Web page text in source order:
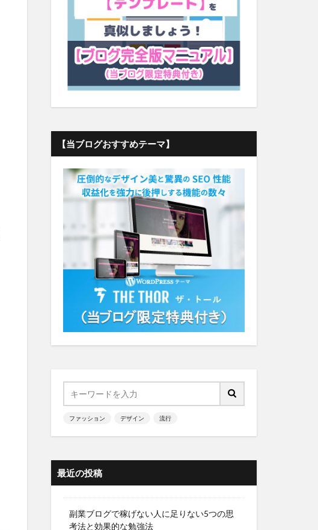
【当ブログおすすめテーマ】
ファッション デザイン 流行
最近の投稿
副業ブログで稼げない人に足りない5つの思
考法と効果的な勉強法